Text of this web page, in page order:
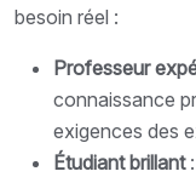
besoin réel :
Professeur
connaissance
exigences des
Étudiant brillant: